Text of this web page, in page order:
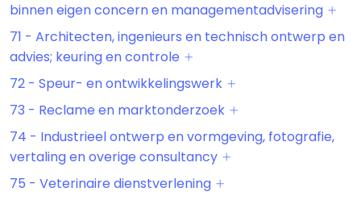
binnen eigen concern en managementadvisering
71 - Architecten, ingenieurs en technisch ontwerp en
advies; keuring en controle
72 - Speur- en ontwikkelingswerk
73 - Reclame en marktonderzoek
74 - Industrieel ontwerp en vormgeving, fotografie,
vertaling en overige consultancy
75 - Veterinaire dienstverlening